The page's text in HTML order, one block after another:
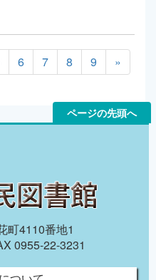
6 7 8 9 »
ページの先頭へ
町4110番地1
0955-22-3231